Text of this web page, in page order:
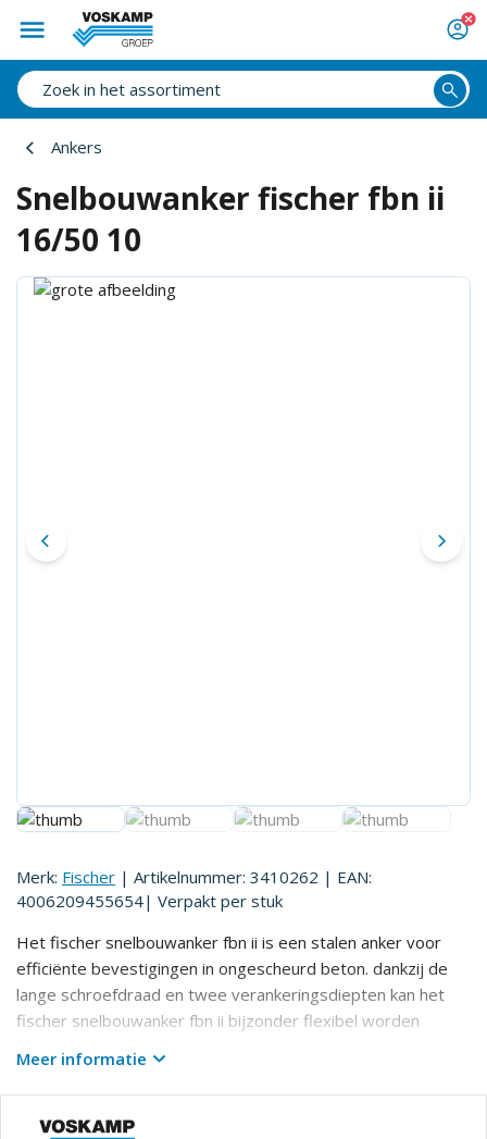
Ankers
Snelbouwanker fischer fbn ii
16/50 10
Merk: Fischer | Artikelnummer: 3410262 | EAN:
4006209455654| Verpakt per stuk
Het fischer snelbouwanker fbn ii is een stalen anker voor
efficiënte bevestigingen in ongescheurd beton. dankzij de
lange schroefdraad en twee verankeringsdiepten kan het
fischer snelbouwanker fbn ii bijzonder flexibel worden
in de gegalvaniseerde uitvoering is het snelbouwanker
geschikt voor het bevestigen van leuningen, consoles en
Meer informatie
Prijs op aanvraag